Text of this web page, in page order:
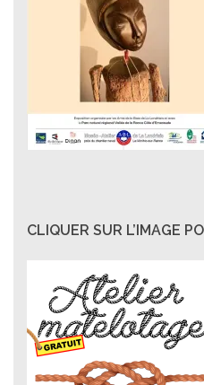
CLIQUER SUR L’IMAGE